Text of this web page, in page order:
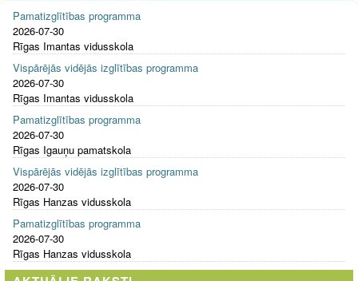
Pamatizglītības programma
2026-07-30
Rīgas Imantas vidusskola
Vispārējās vidējās izglītības programma
2026-07-30
Rīgas Imantas vidusskola
Pamatizglītības programma
2026-07-30
Rīgas Igauņu pamatskola
Vispārējās vidējās izglītības programma
2026-07-30
Rīgas Hanzas vidusskola
Pamatizglītības programma
2026-07-30
Rīgas Hanzas vidusskola